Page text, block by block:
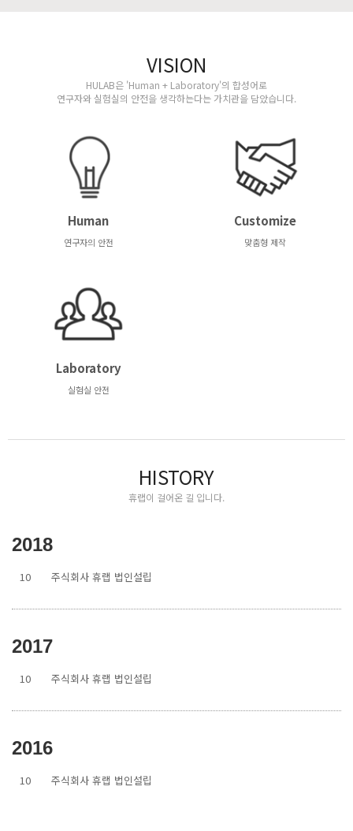
VISION
HULAB은 'Human + Laboratory'의 합성어로
연구자와 실험실의 안전을 생각하는다는 가치관을 담았습니다.
Human
연구자의 안전
Customize
맞춤형 제작
Laboratory
실험실 안전
HISTORY
휴랩이 걸어온 길 입니다.
2018
10 주식회사 휴랩 법인설립
2017
10 주식회사 휴랩 법인설립
2016
10 주식회사 휴랩 법인설립